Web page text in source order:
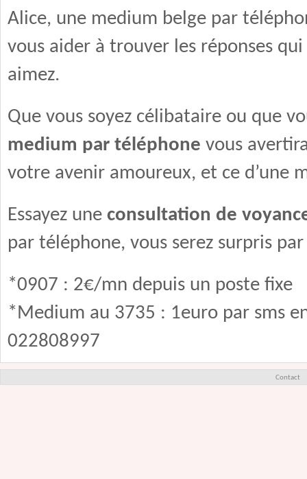
Alice, une medium belge par
vous aider à trouver les réponses
aimez.
Que vous soyez célibataire ou que
medium par téléphone vous
votre avenir amoureux, et ce d’une
Essayez une consultation de
par téléphone, vous serez surpris
*0907 : 2€/mn depuis un poste fixe
*Medium au 3735 : 1euro par sms
022808997
Contact